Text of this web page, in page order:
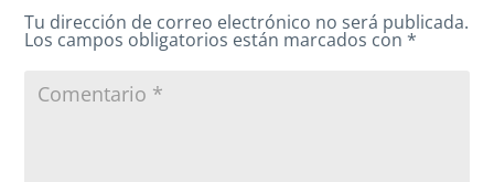
Tu dirección de correo electrónico no será publicada.
Los campos obligatorios están marcados con*